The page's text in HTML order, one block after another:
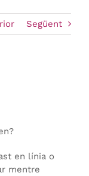
Següent
en línia o
mentre